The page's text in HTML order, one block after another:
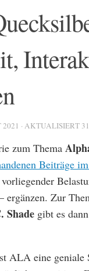
· AKTUALISIERT
zum Thema
Beiträge
ergänzen. Zur
Shade gibt es
ALA eine geniale